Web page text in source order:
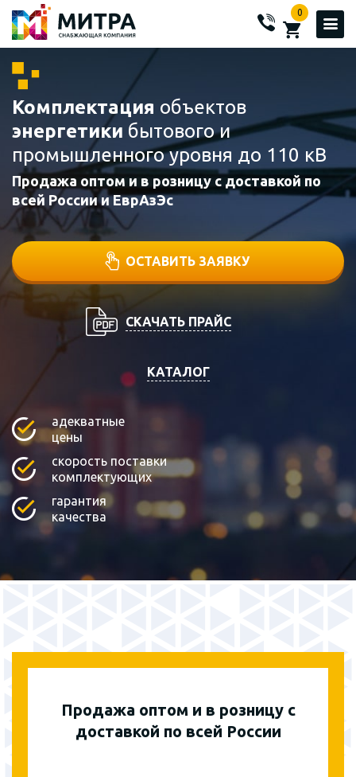
0
Комплектация объектов
энергетики бытового и
промышленного уровня до 110 кВ
Продажа оптом и в розницу с доставкой по
всей России и ЕврАзЭс
ОСТАВИТЬ ЗАЯВКУ
СКАЧАТЬ ПРАЙС
КАТАЛОГ
адекватные
цены
скорость поставки
комплектующих
гарантия
качества
Продажа оптом и в розницу с
доставкой по всей России